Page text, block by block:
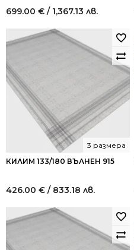
699.00 € / 1,367.13 лв.
КИЛИМ 133/180 ВЪЛНЕН 915
3 размера
426.00 € / 833.18 лв.